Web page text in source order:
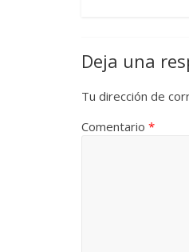
Deja una
Tu dirección de
Comentario *
14 marzo, 2026 Julio